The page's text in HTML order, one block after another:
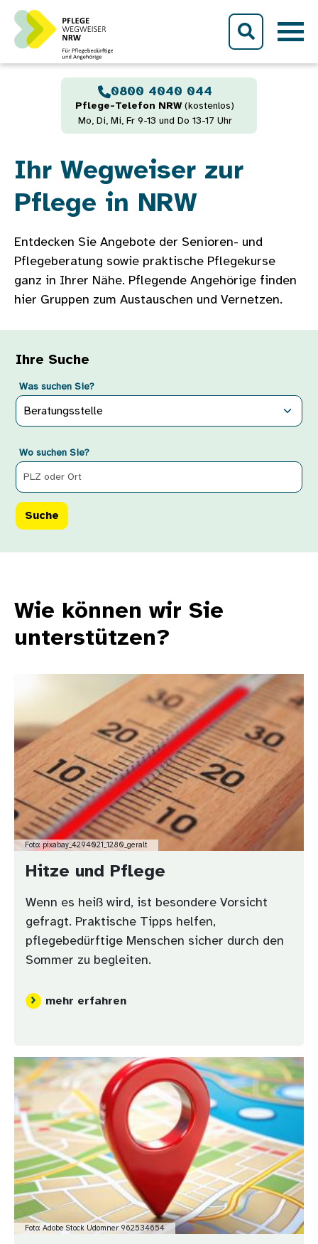
Direkt zum Inhalt
0800 4040 044
Pflege-Telefon NRW (kostenlos)
Mo, Di, Mi, Fr 9-13 und Do 13-17 Uhr
Ihr Wegweiser zur
Pflege in NRW
Entdecken Sie Angebote der Senioren- und
Pflegeberatung sowie praktische Pflegekurse
ganz in Ihrer Nähe. Pflegende Angehörige finden
hier Gruppen zum Austauschen und Vernetzen.
Ihre Suche
Was suchen Sie?
Wo suchen Sie?
Wie können wir Sie
unterstützen?
Foto: pixabay_4294021_1280_geralt
Hitze und Pflege
Wenn es heiß wird, ist besondere Vorsicht
gefragt. Praktische Tipps helfen,
pflegebedürftige Menschen sicher durch den
Sommer zu begleiten.
mehr erfahren
Bild
Foto: Adobe Stock Udomner 962534654